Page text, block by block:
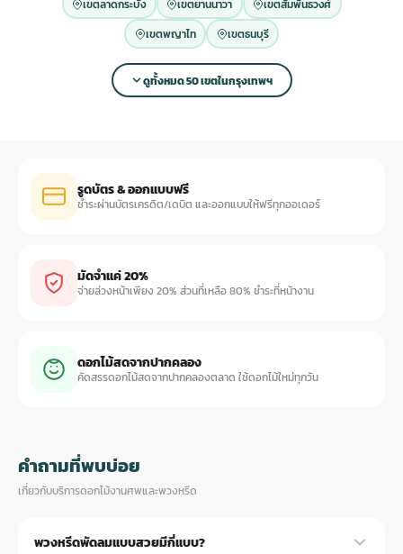
เขตลาดกระบัง เขตยานนาวา
เขตสัมพันธวงศ์
เขตพญาไท
เขตธนบุรี
ดูทั้งหมด 50 เขตในกรุงเทพฯ
รูดบัตร & ออกแบบฟรี
ชำระผ่านบัตรเครดิต/เดบิต และออกแบบให้ฟรีทุกออเดอร์
มัดจำแค่ 20%
จ่ายล่วงหน้าเพียง 20% ส่วนที่เหลือ 80% ชำระที่หน้างาน
ดอกไม้สดจากปากคลอง
คัดสรรดอกไม้สดจากปากคลองตลาด ใช้ดอกไม้ใหม่ทุกวัน
คำถามที่พบบ่อย
เกี่ยวกับบริการดอกไม้งานศพและพวงหรีด
พวงหรีดพัดลมแบบสวยมีกี่แบบ?